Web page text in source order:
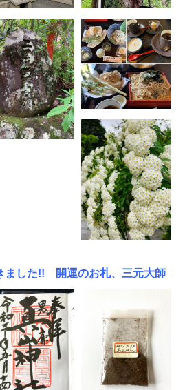
ました!! 開運のお札、三元大師